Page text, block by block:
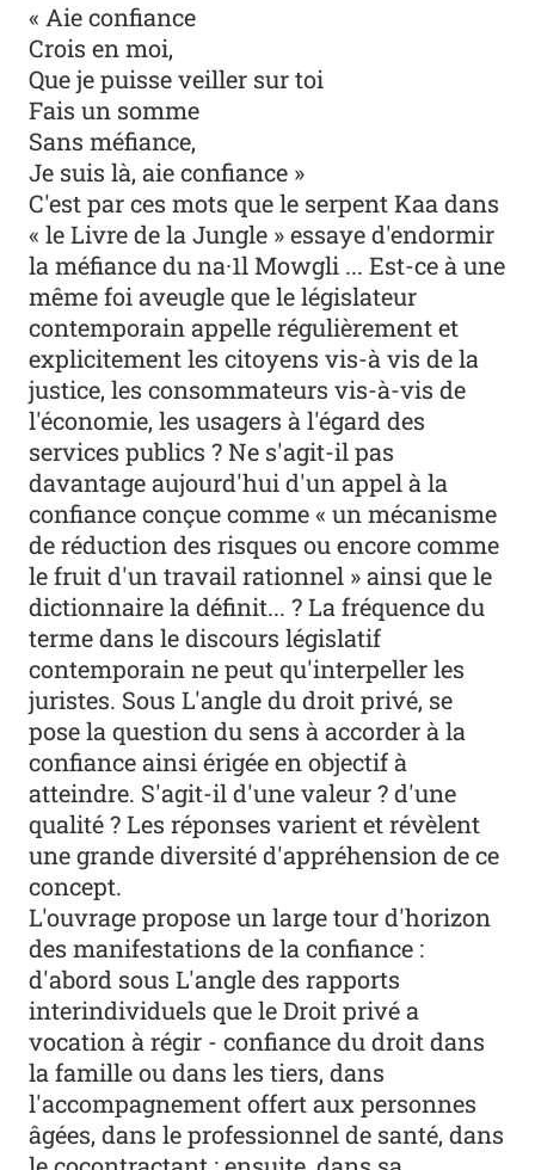
« Aie confiance
Crois en moi,
Que je puisse veiller sur toi
Fais un somme
Sans méfiance,
Je suis là, aie confiance »
C'est par ces mots que le serpent Kaa dans
« le Livre de la Jungle » essaye d'endormir
la méfiance du na·1l Mowgli ... Est-ce à une
même foi aveugle que le législateur
contemporain appelle régulièrement et
explicitement les citoyens vis-à­ vis de la
justice, les consommateurs vis-à-vis de
l'économie, les usagers à l'égard des
services publics ? Ne s'agit-il pas
davantage aujourd'hui d'un appel à la
confiance conçue comme « un mécanisme
de réduction des risques ou encore comme
le fruit d'un travail rationnel » ainsi que le
dictionnaire la définit... ? La fréquence du
terme dans le discours législatif
contemporain ne peut qu'interpeller les
juristes. Sous L'angle du droit privé, se
pose la question du sens à accorder à la
confiance ainsi érigée en objectif à
atteindre. S'agit-il d'une valeur ? d'une
qualité ? Les réponses varient et révèlent
une grande diversité d'appréhension de ce
concept.
L'ouvrage propose un large tour d'horizon
des manifestations de la confiance :
d'abord sous L'angle des rapports
interindividuels que le Droit privé a
vocation à régir - confiance du droit dans
la famille ou dans les tiers, dans
l'accompagnement offert aux personnes
âgées, dans le professionnel de santé, dans